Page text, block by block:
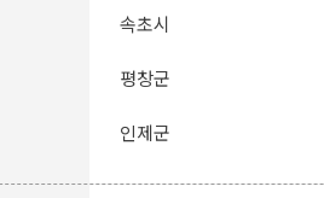
속초시
평창군
인제군